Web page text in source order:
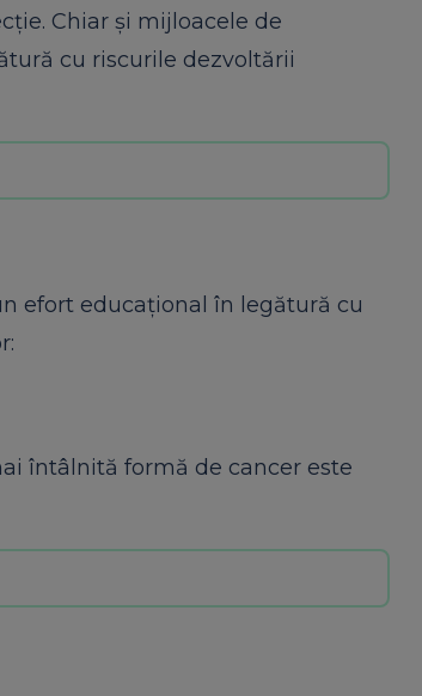
Chiar şi mijloacele de
cu riscurile dezvoltării
efort educaţional în legătură cu
întâlnită formă de cancer este